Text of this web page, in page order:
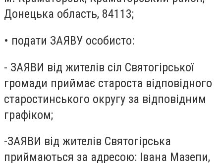
Донецька область, 84113;
• подати ЗАЯВУ особисто:
- ЗАЯВИ від жителів сіл Святогірської
громади приймає староста відповідного
старостинського округу за відповідним
графіком;
-ЗАЯВИ від жителів Святогірська
приймаються за адресою: Івана Мазепи,